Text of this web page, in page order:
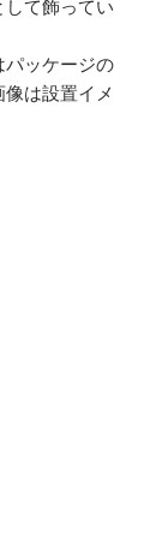
て飾ってい
パッケージの
は設置イメ